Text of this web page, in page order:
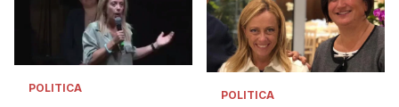
POLITICA
POLITICA